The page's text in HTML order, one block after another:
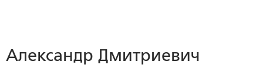
Александр Дмитриевич